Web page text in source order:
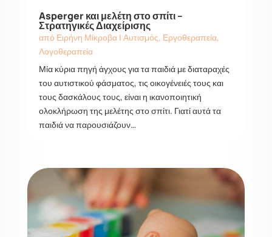
Asperger και μελέτη στο σπίτι –
Στρατηγικές Διαχείρισης
από Ειρήνη Μίκροβα| Αυτισμός, Εργοθεραπεία,
Λογοθεραπεία
Μία κύρια πηγή άγχους για τα παιδιά με διαταραχές
του αυτιστικού φάσματος, τις οικογένειές τους και
τους δασκάλους τους, είναι η ικανοποιητική
ολοκλήρωση της μελέτης στο σπίτι. Γιατί αυτά τα
παιδιά να παρουσιάζουν…